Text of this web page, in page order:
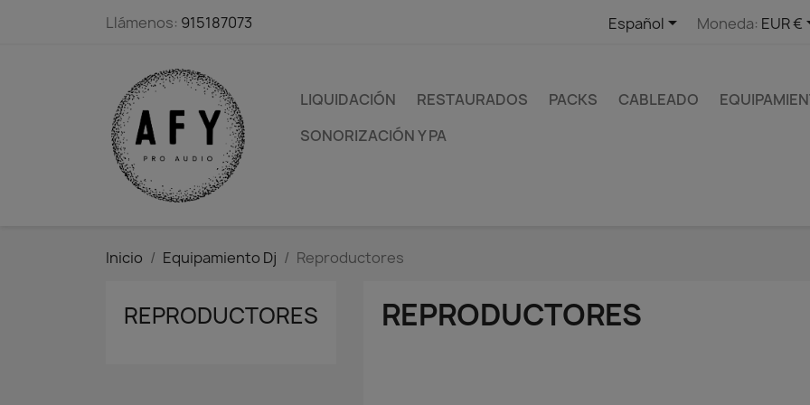
Llámenos: 915187073 Español Moneda: EUR €
LIQUIDACIÓN RESTAURADOS PACKS CABLEADO
SONORIZACIÓN Y PA
Inicio Equipamiento Dj Reproductores
REPRODUCTORES REPRODUCTORES